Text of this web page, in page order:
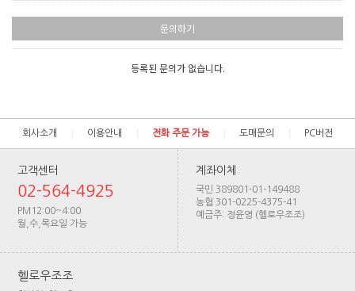
문의하기
등록된 문의가 없습니다.
회사소개 이용안내 전화 주문 가능 도매문의 PC버전
고객센터
02-564-4925
PM12:00~4:00
월,수,목요일 가능
계좌이체
국민 389801-01-149488
농협 301-0225-4375-41
예금주: 정윤영 (헬로우조조)
헬로우조조